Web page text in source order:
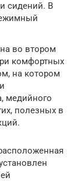
сидений. В
во втором
комфортных
на котором
медийного
полезных в